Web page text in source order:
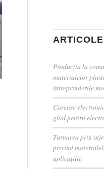
Producția la
materialelor
întreprinderile
Carcase
ghid pentru
Turnarea prin
privind
aplicațiile